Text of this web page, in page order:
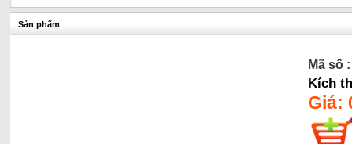
Sản phẩm
Mã số :
Kích
Giá: